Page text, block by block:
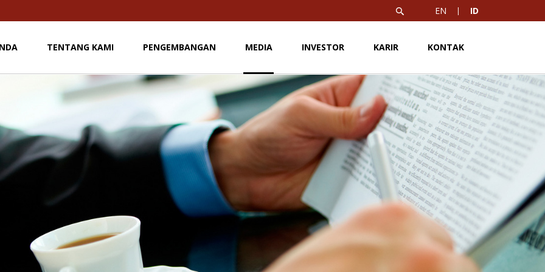
EN ID
TENTANG KAMI PENGEMBANGAN MEDIA INVESTOR KARIR KONTAK